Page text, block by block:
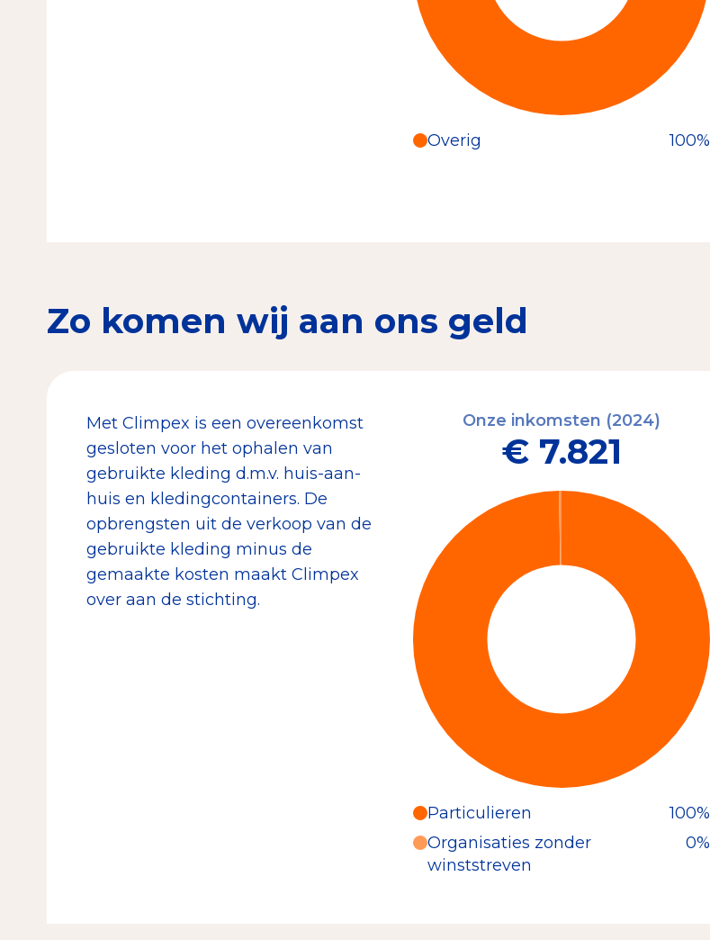
Overig 100%
Zo komen wij aan ons geld
Onze inkomsten (2024)
€ 7.821
Particulieren (100%)
Deze inkomsten zijn als volgt
Particulieren
100%
Organisaties zonder
winststreven
0%
Met Climpex is een overeenkomst
gesloten voor het ophalen van
gebruikte kleding d.m.v. huis-aan-
huis en kledingcontainers. De
opbrengsten uit de verkoop van de
gebruikte kleding minus de
gemaakte kosten maakt Climpex
over aan de stichting.